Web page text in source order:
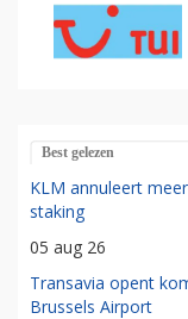
Best gelezen
KLM annuleert
staking
05 aug 26
Transavia opent
Brussels Airport